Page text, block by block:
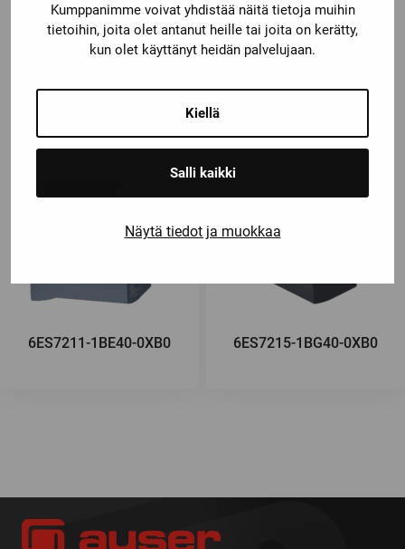
Kumppanimme voivat yhdistää näitä tietoja muihin
tietoihin, joita olet antanut heille tai joita on kerätty,
kun olet käyttänyt heidän palvelujaan.
Kiellä
Salli kaikki
Näytä tiedot ja muokkaa
6ES7212-1HE40-0XB0
6ES7211-1BE40-0XB0 6ES7215-1BG40-0XB0